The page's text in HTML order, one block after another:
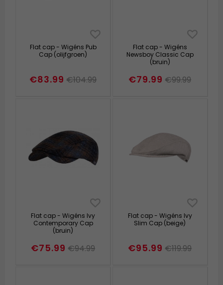
Flat cap - Wigéns Pub
Cap (olijfgroen)
€83.99 €104.99
Flat cap - Wigéns
Newsboy Classic Cap
(bruin)
€79.99 €99.99
Flat cap - Wigéns Ivy
Contemporary Cap
(bruin)
€75.99 €94.99
Flat cap - Wigéns Ivy
Slim Cap (beige)
€95.99 €119.99